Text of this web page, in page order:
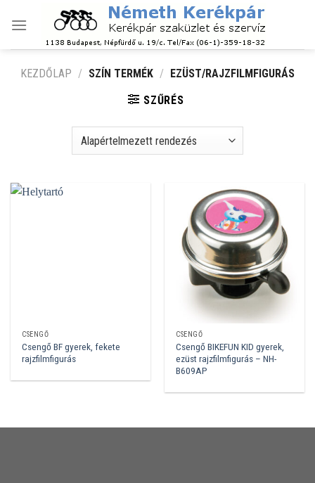
KEZDŐLAP / SZÍN TERMÉK / EZÜST/RAJZFILMFIGURÁS
SZŰRÉS
CSENGŐ
Csengő BF gyerek, fekete
rajzfilmfigurás
CSENGŐ
Csengő BIKEFUN KID gyerek,
ezüst rajzfilmfigurás – NH-
B609AP